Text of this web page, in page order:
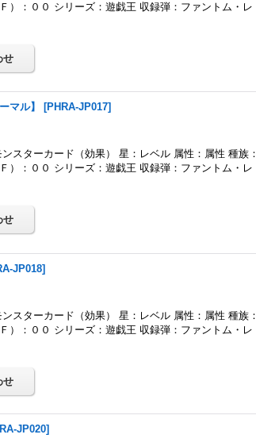
）：００ シリーズ：遊戯王 収録弾：ファントム・レ
マル】 [PHRA-JP017]
スターカード（効果） 星：レベル 属性：属性 種族：
）：００ シリーズ：遊戯王 収録弾：ファントム・レ
JP018]
スターカード（効果） 星：レベル 属性：属性 種族：
）：００ シリーズ：遊戯王 収録弾：ファントム・レ
JP020]